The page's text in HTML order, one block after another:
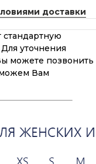
доставки
уточнения
можете позвонить
Вам